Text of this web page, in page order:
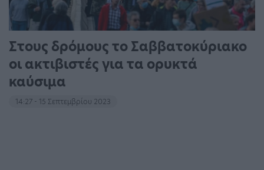
Στους δρόμους το Σαββατοκύριακο
οι ακτιβιστές για τα ορυκτά
καύσιμα
14:27 - 15 Σεπτεμβρίου 2023